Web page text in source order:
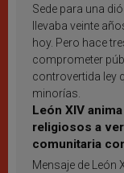
Sede para una
llevaba veinte
hoy. Pero hace
comprometer
controvertida ley
minorías.
León XIV
religiosos a
comunitaria
inspiración y
Mensaje de León